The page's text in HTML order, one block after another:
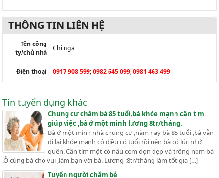
THÔNG TIN LIÊN HỆ
Tên công
ty/chủ nhà
Chị nga
Điện thoại 0917 908 599;0982 645 099;0981 463 499
Tin tuyển dụng khác
Chung cư chăm bà 85 tuổi,bà khỏe mạnh cần tìm
giúp việc ,bà ở một mình lương 8tr/tháng.
Bà ở một mình nhà chung cư ,năm nay bà 85 tuổi ,bà vẫn
đi lại khỏe mạnh có điều có tuổi rồi nên bà có lúc nhớ
quên. Cần tìm một cô nấu cơm dọn dẹp và trông nom bà
.Ở cùng bà cho vui ,làm bạn với bà. Lương :8tr/tháng làm tốt gia […]
Tuyển người chăm bé